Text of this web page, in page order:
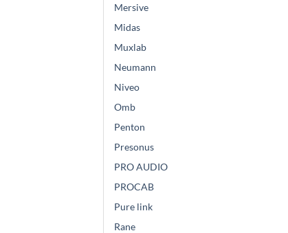
Mersive
Midas
Muxlab
Neumann
Niveo
Omb
Penton
Presonus
PRO AUDIO
PROCAB
Pure link
Rane